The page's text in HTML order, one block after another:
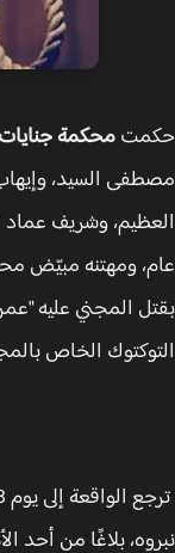
محكمة جنايات
السيد، وإيهاب
ومهتنه مبيّض
الخاص
بلاغًا من أحد